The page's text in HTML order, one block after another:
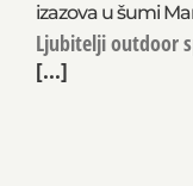
izazova u šumi
Ljubitelji outdoor
[...]